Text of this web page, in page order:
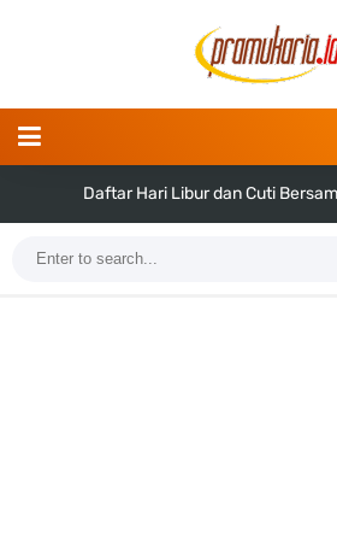
Daftar Hari Libur dan Cuti
Tema dan Logo Hari Pramuka ke-62